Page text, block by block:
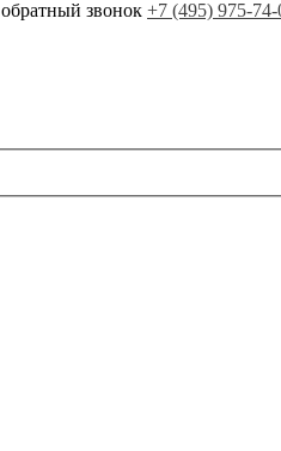
обратный звонок +7 (495) 975-74-